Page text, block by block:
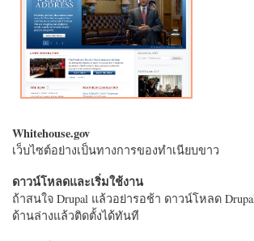
Whitehouse.gov
เว็บไซต์อย่างเป็นทางการของทำเนียบขาว
ดาวน์โหลดและเริ่มใช้งาน
ถ้าสนใจ Drupal แล้วอย่ารอช้า ดาวน์โหลด
ด้านล่างแล้วติดตั้งได้ทันที